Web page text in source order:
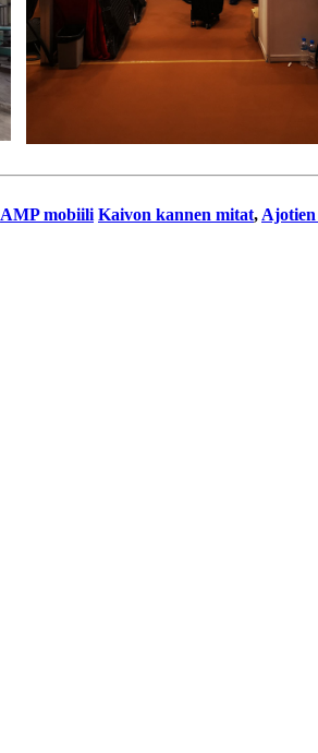
AMP mobiili Kaivon kannen mitat,